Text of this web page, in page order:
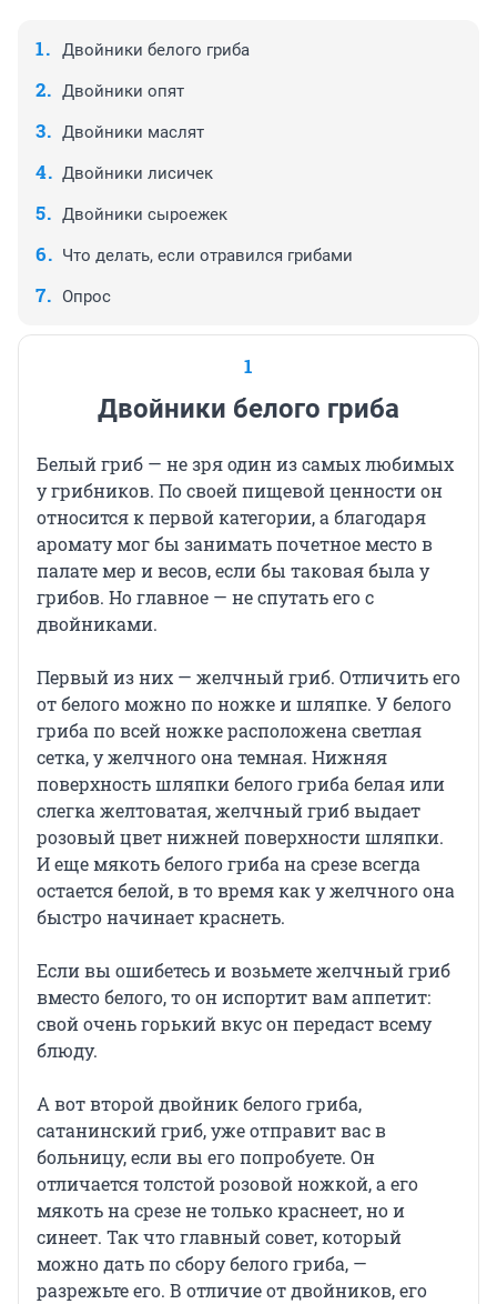
Двойники белого гриба
Двойники опят
Двойники маслят
Двойники лисичек
Двойники сыроежек
Что делать, если отравился грибами
Опрос
1
Двойники белого гриба
Белый гриб — не зря один из самых любимых
у грибников. По своей пищевой ценности он
относится к первой категории, а благодаря
аромату мог бы занимать почетное место в
палате мер и весов, если бы таковая была у
грибов. Но главное — не спутать его с
двойниками.
Первый из них — желчный гриб. Отличить его
от белого можно по ножке и шляпке. У белого
гриба по всей ножке расположена светлая
сетка, у желчного она темная. Нижняя
поверхность шляпки белого гриба белая или
слегка желтоватая, желчный гриб выдает
розовый цвет нижней поверхности шляпки.
И еще мякоть белого гриба на срезе всегда
остается белой, в то время как у желчного она
быстро начинает краснеть.
Если вы ошибетесь и возьмете желчный гриб
вместо белого, то он испортит вам аппетит:
свой очень горький вкус он передаст всему
блюду.
А вот второй двойник белого гриба,
сатанинский гриб, уже отправит вас в
больницу, если вы его попробуете. Он
отличается толстой розовой ножкой, а его
мякоть на срезе не только краснеет, но и
синеет. Так что главный совет, который
можно дать по сбору белого гриба, —
разрежьте его. В отличие от двойников, его